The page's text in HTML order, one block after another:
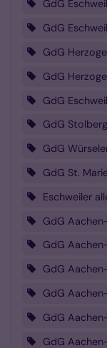
GdG
GdG
GdG
GdG
GdG
GdG
GdG
GdG St.
Eschweiler
GdG
GdG
GdG
GdG
GdG
GdG